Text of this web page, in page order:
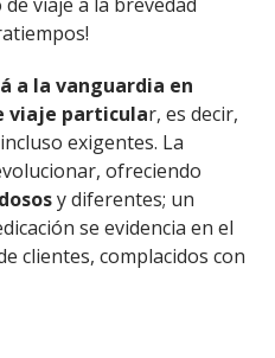
a la vanguardia en
viaje particular, es decir,
exigentes. La
ofreciendo
y diferentes; un
se evidencia en el
clientes, complacidos con